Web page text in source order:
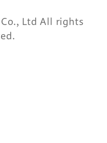
Ltd All rights